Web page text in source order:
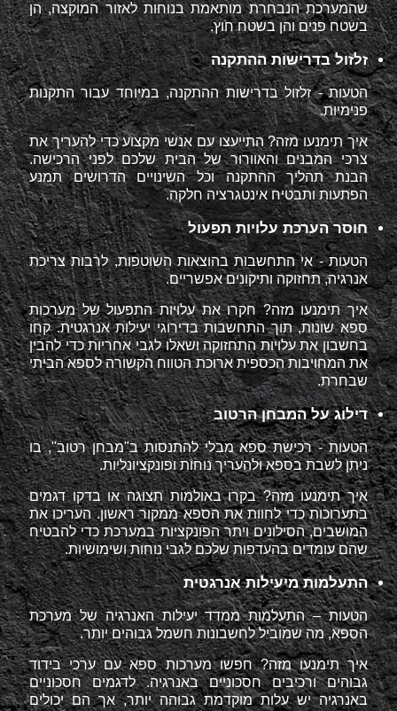
שהמערכת הנבחרת מותאמת בנוחות לאזור המוקצה, הן
בשטח פנים והן בשטח חוץ.
זלזול בדרישות ההתקנה
הטעות - זלזול בדרישות ההתקנה, במיוחד עבור התקנות
פנימיות.
איך תימנעו מזה? התייעצו עם אנשי מקצוע כדי להעריך את
צרכי המבנים והאוורור של הבית שלכם לפני הרכישה.
הבנת תהליך ההתקנה וכל השינויים הדרושים תמנע
הפתעות ותבטיח אינטגרציה חלקה.
חוסר הערכת עלויות תפעול
הטעות - אי התחשבות בהוצאות השוטפות, לרבות צריכת
אנרגיה, תחזוקה ותיקונים אפשריים.
איך תימנעו מזה? חקרו את עלויות התפעול של מערכות
ספא שונות, תוך התחשבות בדירוגי יעילות אנרגטית. קחו
בחשבון את עלויות התחזוקה ושאלו לגבי אחריות כדי להבין
את המחויבות הכספית ארוכת הטווח הקשורה לספא הביתי
שבחרת.
דילוג על המבחן הרטוב
הטעות - רכישת ספא מבלי להתנסות ב"מבחן רטוב", בו
ניתן לשבת בספא ולהעריך נוחות ופונקציונליות.
איך תימנעו מזה? בקרו באולמות תצוגה או בדקו דגמים
בתערוכות כדי לחוות את הספא ממקור ראשון. העריכו את
המושבים, הסילונים ויתר הפונקציות במערכת כדי להבטיח
שהם עומדים בהעדפות שלכם לגבי נוחות ושימושיות.
התעלמות מיעילות אנרגטית
הטעות – התעלמות ממדד יעילות האנרגיה של מערכת
הספא, מה שמוביל לחשבונות חשמל גבוהים יותר.
איך תימנעו מזה? חפשו מערכות ספא עם ערכי בידוד
גבוהים ורכיבים חסכוניים באנרגיה. לדגמים חסכוניים
באנרגיה יש עלות מוקדמת גבוהה יותר, אך הם יכולים